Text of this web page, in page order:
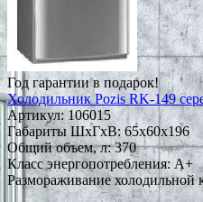
Год гарантии в подарок!
Холодильник Pozis RK-149
Артикул:106015
Габариты ШxГxВ: 65x60x196
Общий объем, л: 370
Класс энергопотребления: A+
Размораживание холодильной